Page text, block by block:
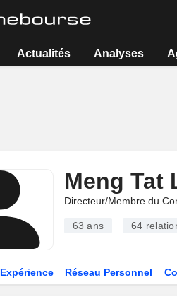
Actualités Analyses
Meng Tat
Directeur/Membre du
63 ans 64
Expérience Réseau Personnel